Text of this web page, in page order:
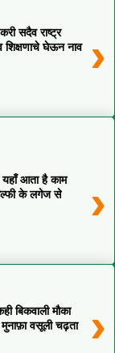
›
सदैव राष्ट्र
शिक्षणाचे घेऊन नाव
›
यहाँ आता है काम
के लगेज से
›
बिकवाली मौका
वसूली चढ़ता